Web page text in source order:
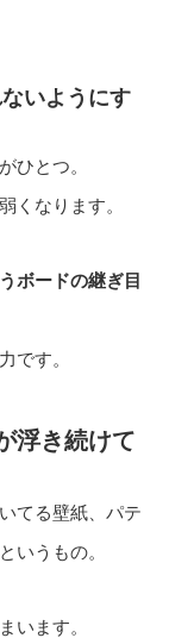
いようにす
ひとつ。
くなります。
ボードの継ぎ目
です。
浮き続けて
てる壁紙、パテ
いうもの。
います。